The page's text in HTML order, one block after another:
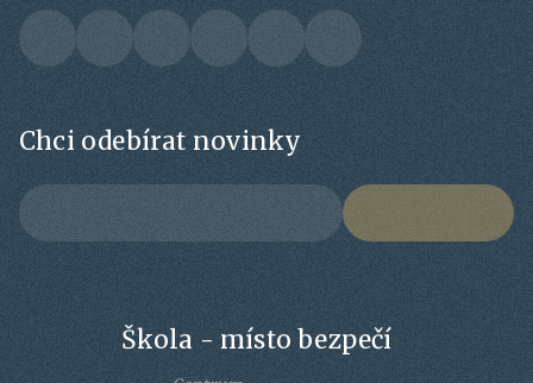
Chci odebírat novinky
Škola - místo bezpečí